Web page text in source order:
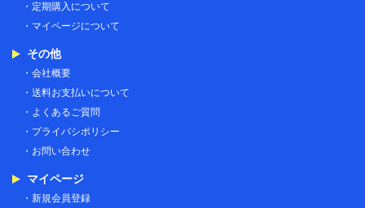
定期購入について
マイページについて
その他
会社概要
送料お支払いについて
よくあるご質問
プライバシポリシー
お問い合わせ
マイページ
新規会員登録